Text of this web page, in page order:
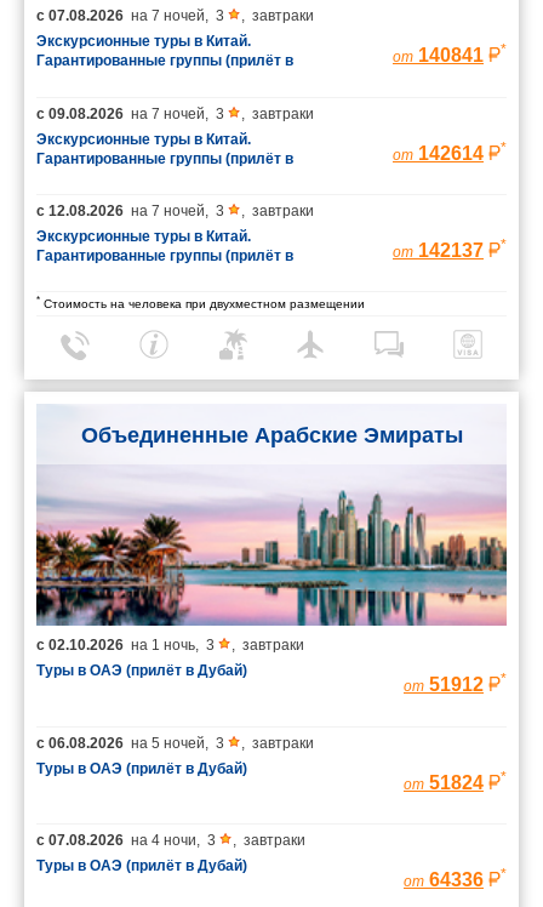
с 07.08.2026 на 7 ночей, 3 , завтраки
Экскурсионные туры в Китай.
Гарантированные группы (прилёт в
от 140841 *
с 09.08.2026 на 7 ночей, 3 , завтраки
Экскурсионные туры в Китай.
Гарантированные группы (прилёт в
от 142614 *
с 12.08.2026 на 7 ночей, 3 , завтраки
Экскурсионные туры в Китай.
Гарантированные группы (прилёт в
от 142137 *
* Стоимость на человека при двухместном размещении
Объединенные Арабские Эмираты
с 02.10.2026 на 1 ночь, 3 , завтраки
Туры в ОАЭ (прилёт в Дубай)
от 51912 *
с 06.08.2026 на 5 ночей, 3 , завтраки
Туры в ОАЭ (прилёт в Дубай)
от 51824 *
с 07.08.2026 на 4 ночи, 3 , завтраки
Туры в ОАЭ (прилёт в Дубай)
от 64336 *